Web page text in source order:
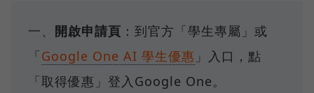
一、 開啟申請頁 ：到官方「學生專屬」或
「Google One AI 學生優惠 」入口，點
「取得優惠」登入Google One。